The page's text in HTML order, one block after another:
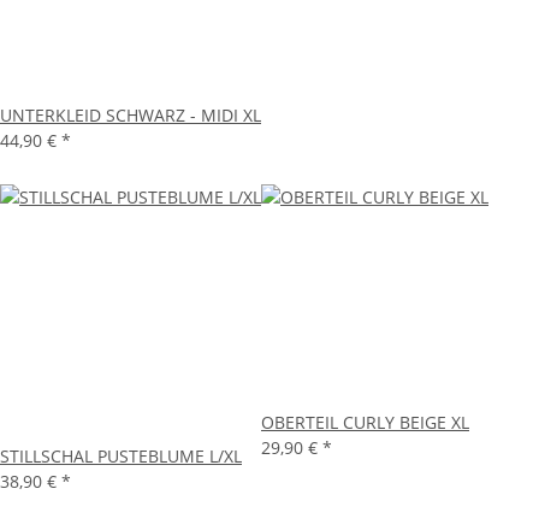
UNTERKLEID SCHWARZ - MIDI XL
44,90 € *
STILLSCHAL PUSTEBLUME L/XL
38,90 € *
OBERTEIL CURLY BEIGE XL
29,90 € *